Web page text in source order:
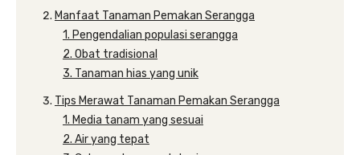
Manfaat Tanaman Pemakan Serangga
1. Pengendalian populasi serangga
2. Obat tradisional
3. Tanaman hias yang unik
Tips Merawat Tanaman Pemakan Serangga
1. Media tanam yang sesuai
2. Air yang tepat